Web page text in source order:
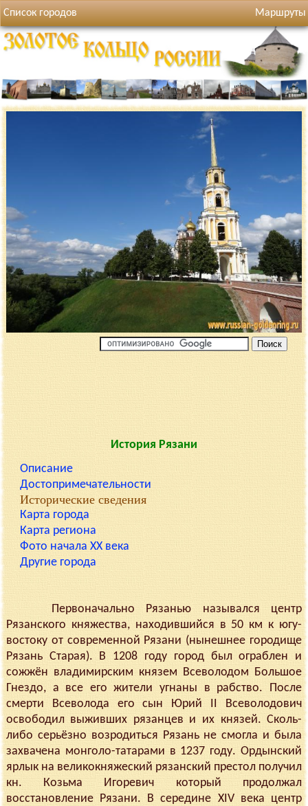
Список городов Маршруты
История Рязани
Описание
Достопримечательности
Исторические сведения
Карта города
Карта региона
Фото начала XX века
Другие города
Первоначально Рязанью назывался центр
Рязанского княжества, находившийся в 50 км к югу-
востоку от современной Рязани (нынешнее городище
Рязань Старая). В 1208 году город был ограблен и
сожжён владимирским князем Всеволодом Большое
Гнездо, а все его жители угнаны в рабство. После
смерти Всеволода его сын Юрий II Всеволодович
освободил выживших рязанцев и их князей. Сколь-
либо серьёзно возродиться Рязань не смогла и была
захвачена монголо-татарами в 1237 году. Ордынский
ярлык на великокняжеский рязанский престол получил
кн. Козьма Игоревич который продолжал
восстановление Рязани. В середине XIV века центр